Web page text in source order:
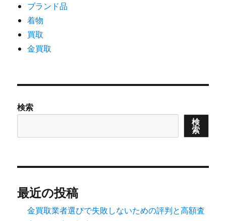
ブランド品
着物
買取
金買取
検索
検
索
最近の投稿
金買取業者選びで失敗しないための評判と高額査